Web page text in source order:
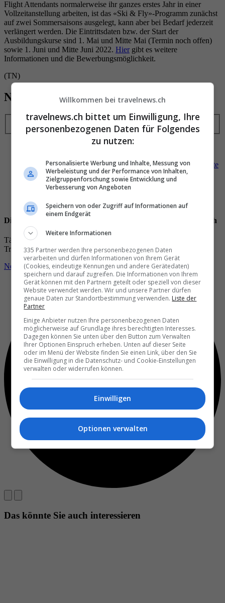
Flight Attendants normalerweise ihr ganzes erstes Jahr in einer
Vollzeitanstellung arbeiten, ist das «Ski & Fly»-Programm zunächst
auf zwei Sommersaisons ausgelegt, kann aber bei Bedarf jederzeit
verlängert werden. Die Eintrittsdaten bzw. der Start der
Ausbildungskurse sind 1. Mai und Mitte Mai (Termin noch offen)
sowie 1. Juni und Mitte Juni 2022. Hier gibt es weitere
Informationen und die Bewerbungsmöglichkeit.
(TN)
Neuste/Meistgelesene Beiträge
Meistgelesene
zuHitzesommer
Andreas Gerber: «Nach einemBootsunglück
musste
ich im Amazonasans Uferschwimmen»
10:22
Die10 gefährlichsten StädtederWelt
«Ichhabenichtnur dasZimmer
Hotel gewechselt
Die wichtigsten und besten News direkt in Ihr E‑Mail-Postfach
Täglich oder wöchentlich, mit mehr Insights oder weniger. Bei
Travel­news haben Sie die Wahl.
Newsletter entdecken
Das könnte Sie auch interessieren
Willkommen bei travelnews.ch
travelnews.ch bittet um Einwilligung, Ihre
personenbezogenen Daten für Folgendes
zu nutzen:
Personalisierte Werbung und Inhalte, Messung von
Werbeleistung und der Performance von Inhalten,
Zielgruppenforschung sowie Entwicklung und
Verbesserung von Angeboten
Speichern von oder Zugriff auf Informationen auf
einem Endgerät
Weitere Informationen
335 Partner werden Ihre personenbezogenen Daten
verarbeiten und dürfen Informationen von Ihrem Gerät
(Cookies, eindeutige Kennungen und andere Gerätedaten)
speichern und darauf zugreifen. Die Informationen von Ihrem
Gerät können mit den Partnern geteilt oder speziell von dieser
Website verwendet werden. Wir und unsere Partner dürfen
genaue Daten zur Standortbestimmung verwenden. Liste der
Partner
Einige Anbieter nutzen Ihre personenbezogenen Daten
möglicherweise auf Grundlage ihres berechtigten Interesses.
Dagegen können Sie unten über den Button zum Verwalten
Ihrer Optionen Einspruch erheben. Unten auf dieser Seite
oder im Menü der Website finden Sie einen Link, über den Sie
die Einwilligung in die Datenschutz- und Cookie-Einstellungen
verwalten oder widerrufen können.
Einwilligen
Optionen verwalten